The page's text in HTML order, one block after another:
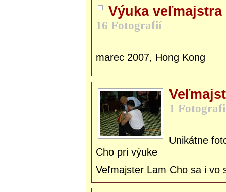
Výuka
16 Fotografií
marec 2007, Hong Kong
1
Unikátne
Cho pri výuke
Veľmajster Lam Cho sa i vo